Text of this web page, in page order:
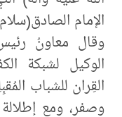
الإمام
وقال معاونُ
الوكيل لشبكة
القِران للشباب
وصفر، ومع